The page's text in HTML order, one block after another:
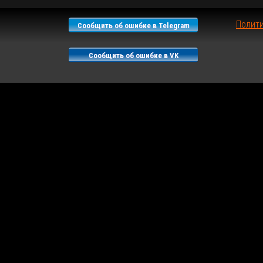
Сообщить об ошибке в Telegram
Сообщить об ошибке в VK